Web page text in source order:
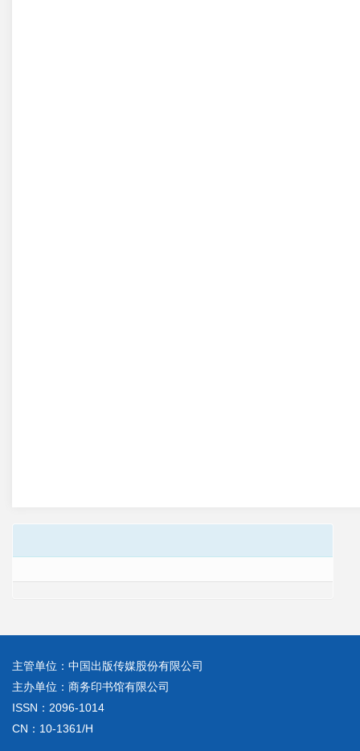
主管单位：中国出版传媒股份有限公司
主办单位：商务印书馆有限公司
ISSN：2096-1014
CN：10-1361/H